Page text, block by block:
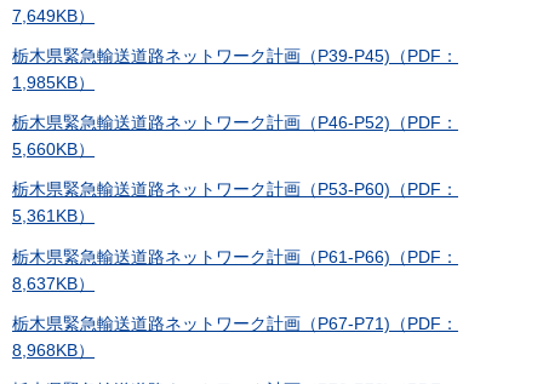
7,649KB）
栃木県緊急輸送道路ネットワーク計画（P39-P45)（PDF：
1,985KB）
栃木県緊急輸送道路ネットワーク計画（P46-P52)（PDF：
5,660KB）
栃木県緊急輸送道路ネットワーク計画（P53-P60)（PDF：
5,361KB）
栃木県緊急輸送道路ネットワーク計画（P61-P66)（PDF：
8,637KB）
栃木県緊急輸送道路ネットワーク計画（P67-P71)（PDF：
8,968KB）